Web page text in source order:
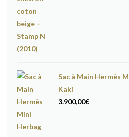
Sac à Main Hermès
Kaki
3.900,00€